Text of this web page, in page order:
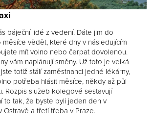
báječní lidé z vedení. Dáte jim do
měsíce vědět, které dny v následujícím
mít volno nebo čerpat dovolenou.
vám naplánují směny. Už toto je velká
totiž stálí zaměstnanci jedné lékárny,
potřeba hlásit měsíce, někdy až půl
Rozpis služeb kolegové sestavují
to tak, že byste byli jeden den v
Ostravě a třetí třeba v Praze.